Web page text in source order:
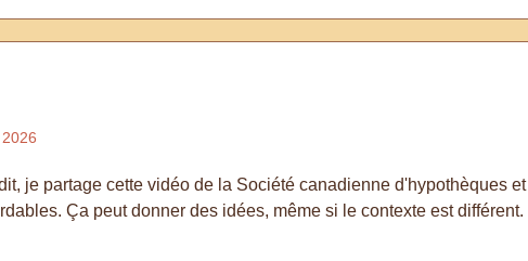
je partage cette vidéo de la Société canadienne d'hypothèques
Ça peut donner des idées, même si le contexte est différent.